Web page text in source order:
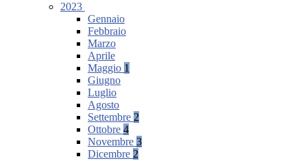
2023
Gennaio
Febbraio
Marzo
Aprile
Maggio 1
Giugno
Luglio
Agosto
Settembre 2
Ottobre 4
Novembre 3
Dicembre 2